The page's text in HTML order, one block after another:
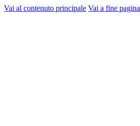
Vai al contenuto principale Vai a fine pagina